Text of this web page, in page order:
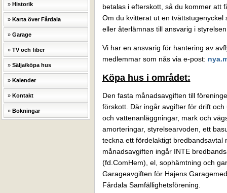
Historik
Karta över Fårdala
Garage
TV och fiber
Sälja/köpa hus
Kalender
Kontakt
Bokningar
betalas i efterskott, så du kommer att
Om du kvitterat ut en
eller återlämnas till ansvarig i
Vi har en ansvarig för hantering av
medlemmar som nås via e-post:
Köpa hus i området:
Den fasta månadsavgiften till
förskott. Där ingår avgifter för drift
och vattenanläggningar, mark och
amorteringar, styrelsearvoden, ett
teckna ett fördelaktigt bredbandsavtal
månadsavgiften ingår INTE
(fd.ComHem), el, sophämtning och
Garageavgiften för Hajens
Fårdala Samfällighetsförening.